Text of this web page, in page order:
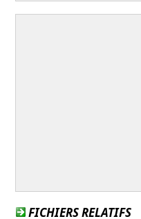
FICHIERS RELATIFS